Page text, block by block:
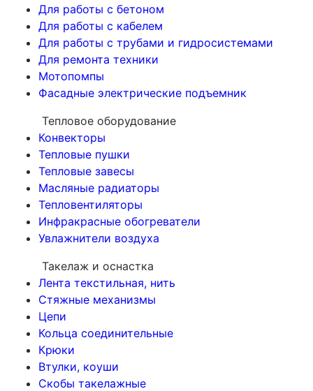
Для работы с бетоном
Для работы с кабелем
Для работы с трубами и гидросистемами
Для ремонта техники
Мотопомпы
Фасадные электрические подъемник
Тепловое оборудование
Конвекторы
Тепловые пушки
Тепловые завесы
Масляные радиаторы
Тепловентиляторы
Инфракрасные обогреватели
Увлажнители воздуха
Такелаж и оснастка
Лента текстильная, нить
Стяжные механизмы
Цепи
Кольца соединительные
Крюки
Втулки, коуши
Скобы такелажные